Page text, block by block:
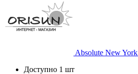
Absolute New York
Доступно 1 шт